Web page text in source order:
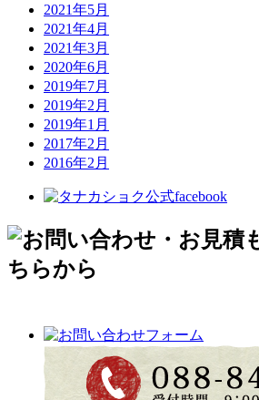
2021年5月
2021年4月
2021年3月
2020年6月
2019年7月
2019年2月
2019年1月
2017年2月
2016年2月